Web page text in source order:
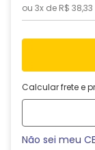
ou 3x de R$ 38,33
Calcular frete e
Não sei meu